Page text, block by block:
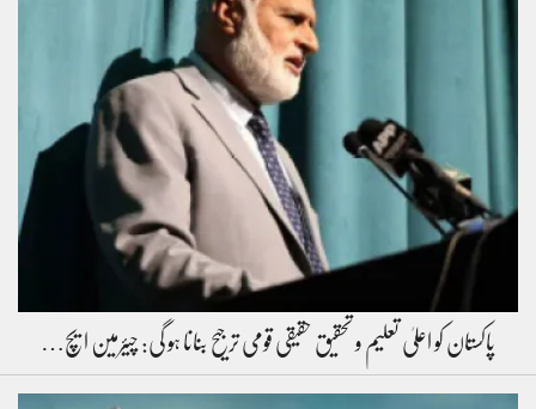
پاکستان کو اعلیٰ تعلیم و تحقیق حقیقی قومی ترجیح بنانا ہو گی: چیئرمین ایچ…